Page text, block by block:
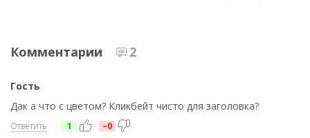
Комментарии 2
Гость
Дак а что с цветом? Кликбейт чисто для заголовка?
Ответить 1 –0